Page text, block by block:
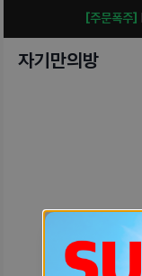
[주문폭주]
자기만의방